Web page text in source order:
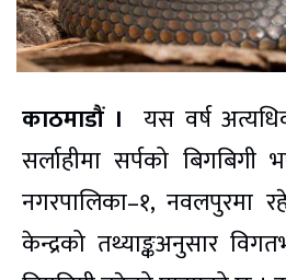
काठमाडौं । यस वर्ष
सर्लाहीमा सर्पको
नगरपालिका–१, नवलपुरमा
केन्द्रको तथ्याङ्कअनुसार